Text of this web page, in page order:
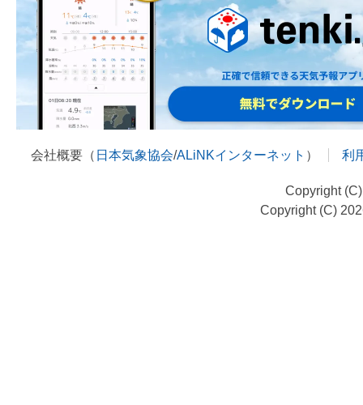
会社概要（ 日本気象協会/ALiNKインターネット ） 利
Copyright
Copyright (C)